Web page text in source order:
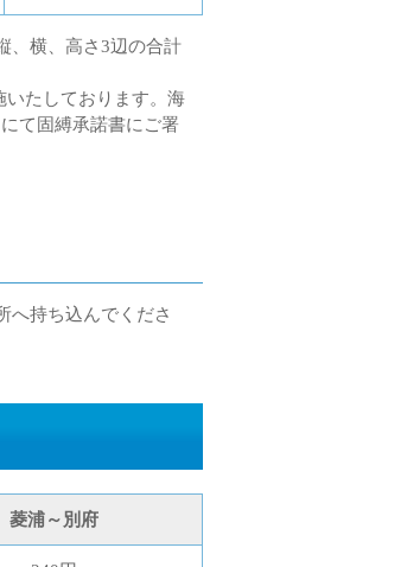
、横、高さ3辺の合計
たしております。海
て固縛承諾書にご署
へ持ち込んでくださ
菱浦～別府